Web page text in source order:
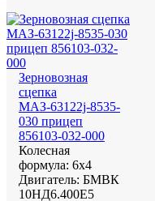
Зерновозная
сцепка
МАЗ-63122j-8535-
030 прицеп
856103-032-000
Колесная
формула: 6х4
Двигатель: БМВК
10НД6.400Е5